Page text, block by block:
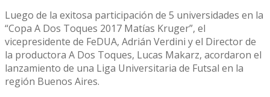
Luego de la exitosa participación de 5 universidades en la
“Copa A Dos Toques 2017 Matías Kruger”, el
vicepresidente de FeDUA, Adrián Verdini y el Director de
la productora A Dos Toques, Lucas Makarz, acordaron el
lanzamiento de una Liga Universitaria de Futsal en la
región Buenos Aires.